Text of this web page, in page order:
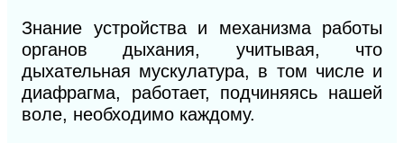
Знание устройства и механизма работы
органов дыхания, учитывая, что
дыхательная мускулатура, в том числе и
диафрагма, работает, подчиняясь нашей
воле, необходимо каждому.